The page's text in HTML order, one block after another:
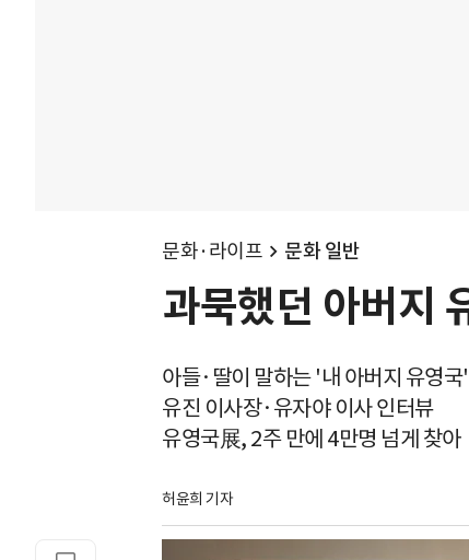
문화·라이프 문화 일반
과묵했던 아버지
아들·딸이 말하는 '내 아버지 유영국'
유진 이사장·유자야 이사 인터뷰
유영국展, 2주 만에 4만명 넘게 찾아
허윤희 기자